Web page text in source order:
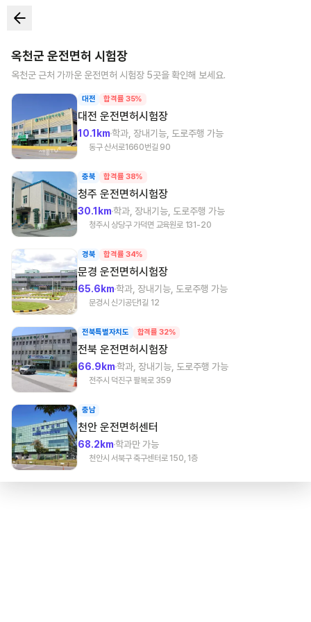
옥천군 운전면허 시험장
옥천군 근처 가까운 운전면허 시험장 5곳을 확인해 보세요.
대전 합격률 35%
대전 운전면허시험장
10.1km학과, 장내기능, 도로주행 가능
동구 산서로1660번길 90
충북 합격률 38%
청주 운전면허시험장
30.1km학과, 장내기능, 도로주행 가능
청주시 상당구 가덕면 교육원로 131-20
경북 합격률 34%
문경 운전면허시험장
65.6km학과, 장내기능, 도로주행 가능
문경시 신기공단1길 12
전북특별자치도 합격률 32%
전북 운전면허시험장
66.9km학과, 장내기능, 도로주행 가능
전주시 덕진구 팔복로 359
충남
천안 운전면허센터
68.2km학과만 가능
천안시 서북구 축구센터로 150, 1층